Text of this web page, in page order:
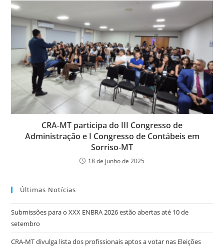
CRA-MT participa do III Congresso de
Administração e I Congresso de Contábeis em
Sorriso-MT
18 de junho de 2025
Últimas Notícias
Submissões para o XXX ENBRA 2026 estão abertas até 10 de
setembro
CRA-MT divulga lista dos profissionais aptos a votar nas Eleições